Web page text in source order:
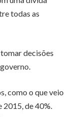
todas as
decisões
como o que veio
2015, de 40%.